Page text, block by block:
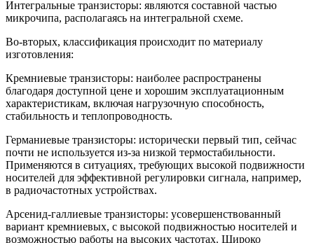
Интегральные транзисторы: являются составной частью
микрочипа, располагаясь на интегральной схеме.
Во-вторых, классификация происходит по материалу
изготовления:
Кремниевые транзисторы: наиболее распространены
благодаря доступной цене и хорошим эксплуатационным
характеристикам, включая нагрузочную способность,
стабильность и теплопроводность.
Германиевые транзисторы: исторически первый тип, сейчас
почти не используется из-за низкой термостабильности.
Применяются в ситуациях, требующих высокой подвижности
носителей для эффективной регулировки сигнала, например,
в радиочастотных устройствах.
Арсенид-галлиевые транзисторы: усовершенствованный
вариант кремниевых, с высокой подвижностью носителей и
возможностью работы на высоких частотах. Широко